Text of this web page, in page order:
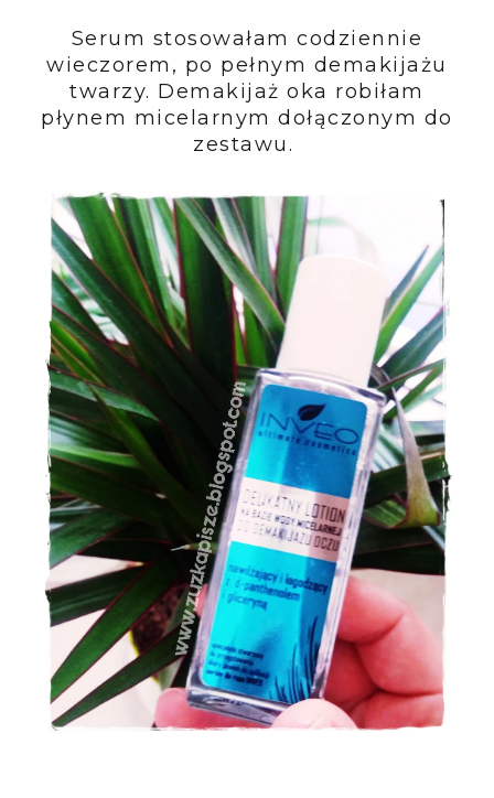
Serum stosowałam codziennie
wieczorem, po pełnym demakijażu
twarzy. Demakijaż oka robiłam
płynem micelarnym dołączonym do
zestawu.